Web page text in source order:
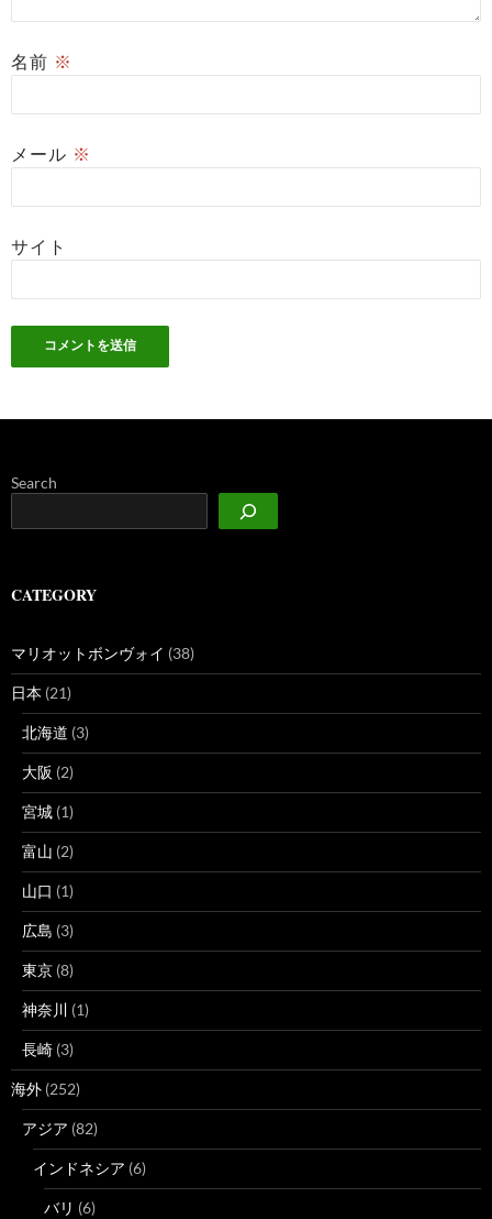
名前 ※
メール ※
サイト
Search
CATEGORY
マリオットボンヴォイ (38)
日本 (21)
北海道 (3)
大阪 (2)
宮城 (1)
富山 (2)
山口 (1)
広島 (3)
東京 (8)
神奈川 (1)
長崎 (3)
海外 (252)
アジア (82)
インドネシア (6)
バリ (6)